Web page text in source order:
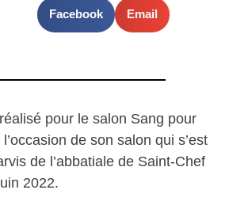
Facebook Email
pour le salon Sang pour
de son salon qui s’est
de l’abbatiale de Saint-Chef
2022.